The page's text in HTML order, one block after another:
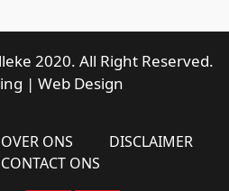
2020. All Right Reserved.
| Web Design
OVER ONS
DISCLAIMER
CONTACT ONS